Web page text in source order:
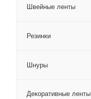
Швейные ленты
Резинки
Шнуры
Декоративные ленты